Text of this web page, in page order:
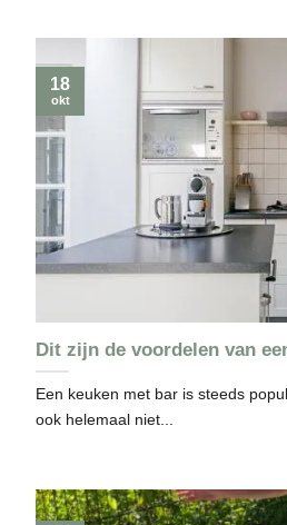
Dit zijn de voordelen van
Een keuken met bar is steeds
ook helemaal niet...
18
okt